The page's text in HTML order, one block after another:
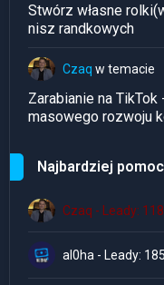
Stwórz własne
nisz randkowych
Czaq w temacie
Zarabianie na
masowego rozwoju
Najbardziej
Czaq - Leady:
al0ha - Leady: 185